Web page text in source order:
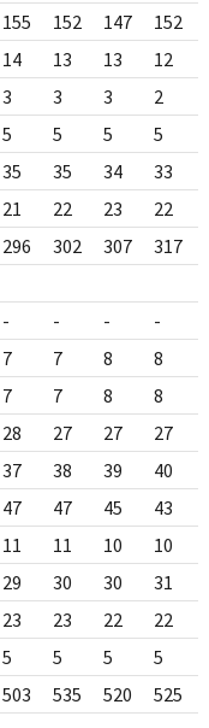
155 152 147 152
14 13 13 12
3 3 3 2
5 5 5 5
35 35 34 33
21 22 23 22
296 302 307 317
- - - -
7 7 8 8
7 7 8 8
28 27 27 27
37 38 39 40
47 47 45 43
11 11 10 10
29 30 30 31
23 23 22 22
5 5 5 5
503 535 520 525